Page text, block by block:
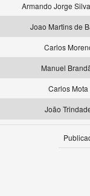
Armando Jorge
Joao Martins de
Carlos
Manuel
Carlos Mota
João